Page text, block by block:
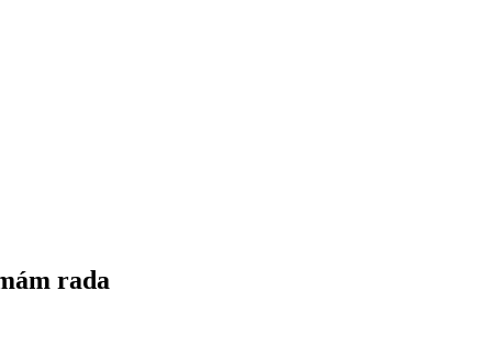
rada